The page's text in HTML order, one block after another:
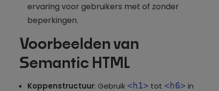
ervaring voor gebruikers met of zonder
beperkingen.
Voorbeelden van
Semantic HTML
Koppenstructuur: Gebruik <h1> tot <h6> in